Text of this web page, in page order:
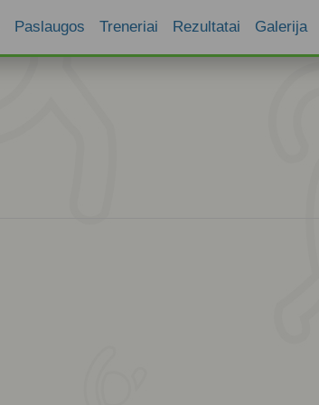
Paslaugos Treneriai Rezultatai Galerija